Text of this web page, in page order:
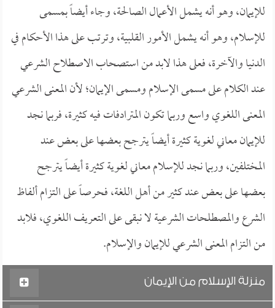
للإيمان، وهو أنه يشمل الأعمال الصالحة، وجاء أيضاً بمسمى
للإسلام، وهو أنه يشمل الأمور القلبية، وترتب على هذا الأحكام في
الدنيا والآخرة، فعلى هذا لابد من استصحاب الاصطلاح الشرعي
عند الكلام على مسمى الإسلام ومسمى الإيمان؛ لأن المعنى الشرعي
المعنى اللغوي واسع وربما تكون المترادفات فيه كثيرة، فربما نجد
للإيمان معاني لغوية كثيرة أيضاً يترجح بعضها على بعض عند
المختلفين، وربما نجد للإسلام معاني لغوية كثيرة أيضاً يترجح
بعضها على بعض عند كثير من أهل اللغة، فحرصاً على التزام ألفاظ
الشرع والمصطلحات الشرعية لا نبقى على التعريف اللغوي، فلابد
من التزام المعنى الشرعي للإيمان والإسلام.
منزلة الإسلام من الإيمان